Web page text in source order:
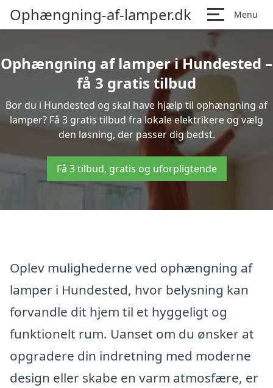
Ophængning-af-lamper.dk Menu
Ophængning af lamper i Hundested –
få 3 gratis tilbud
Bor du i Hundested og skal have hjælp til ophængning af
lamper? Få 3 gratis tilbud fra lokale elektrikere og vælg
den løsning, der passer dig bedst.
Få 3 tilbud, gratis og uforpligtende
Oplev mulighederne ved ophængning af
lamper i Hundested, hvor belysning kan
forvandle dit hjem til et hyggeligt og
funktionelt rum. Uanset om du ønsker at
opgradere din indretning med moderne
design eller skabe en varm atmosfære, er